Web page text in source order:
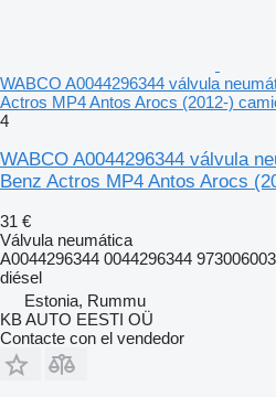
WABCO A0044296344 válvula
Actros MP4 Antos Arocs (2012-)
4
WABCO A0044296344 válvula
Benz Actros MP4 Antos Arocs
31 €
Válvula neumática
A0044296344 0044296344
diésel
Estonia, Rummu
KB AUTO EESTI OÜ
Contacte con el vendedor